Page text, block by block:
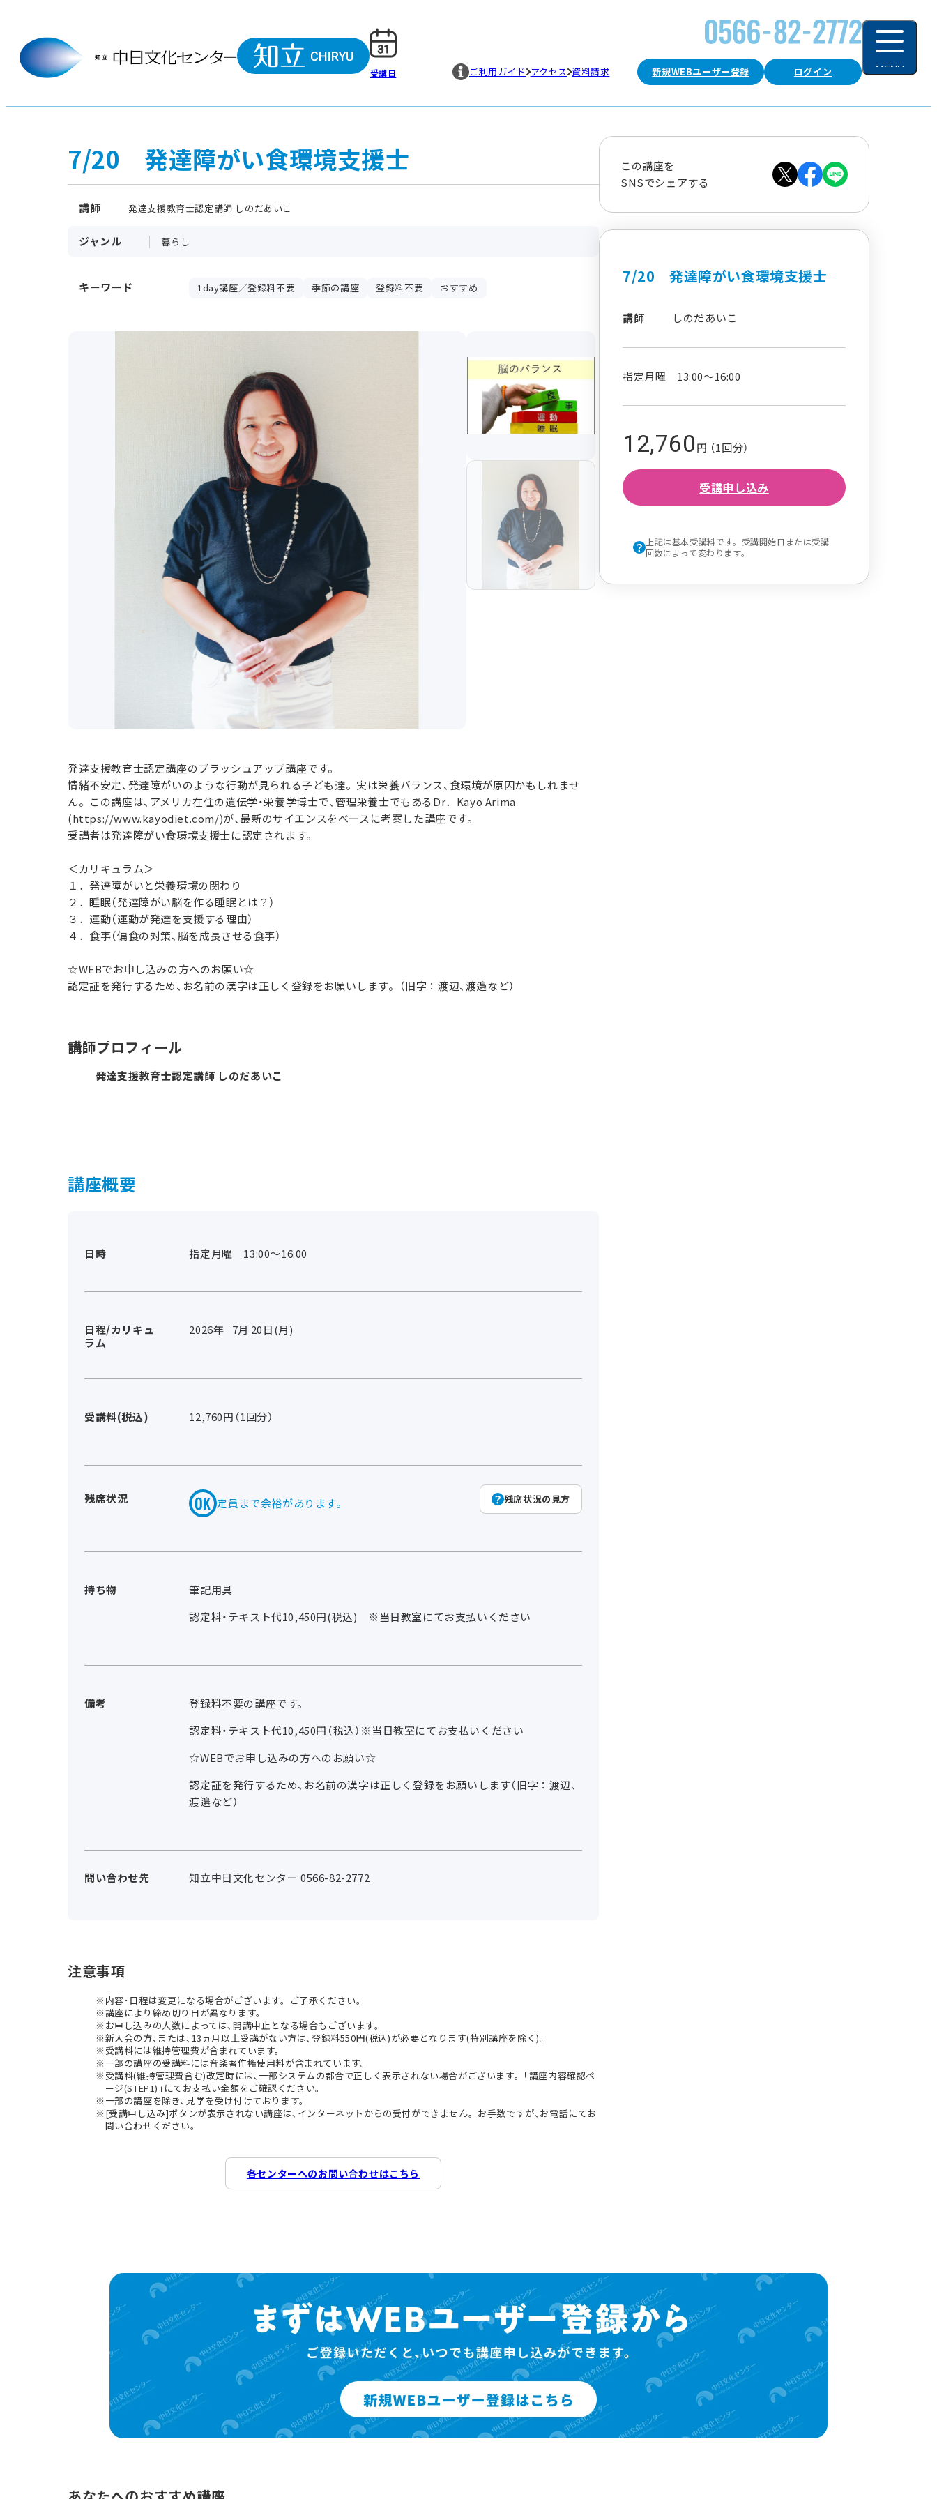
受講日 新規WEBユーザー登録 ログイン
ご利用ガイド アクセス 資料請求 MENU
7/20 発達障がい食環境支援士
講師 発達支援教育士認定講師 しのだあいこ
ジャンル 暮らし
キーワード 1day講座／登録料不要 季節の講座 登録料不要 おすすめ
発達支援教育士認定講座のブラッシュアップ講座です。
情緒不安定、発達障がいのような行動が見られる子ども達。実は栄養バランス、食環境が原因かもしれませ
ん。この講座は、アメリカ在住の遺伝学・栄養学博士で、管理栄養士でもあるDr．Kayo Arima
(https://www.kayodiet.com/)が、最新のサイエンスをベースに考案した講座です。
受講者は発達障がい食環境支援士に認定されます。
＜カリキュラム＞
１．発達障がいと栄養環境の関わり
２．睡眠（発達障がい脳を作る睡眠とは？）
３．運動（運動が発達を支援する理由）
４．食事（偏食の対策、脳を成長させる食事）
☆WEBでお申し込みの方へのお願い☆
認定証を発行するため、お名前の漢字は正しく登録をお願いします。（旧字：渡辺、渡邉など）
講師プロフィール
発達支援教育士認定講師 しのだあいこ
講座概要
日時 指定月曜 13:00～16:00
日程/カリキュ
ラム
2026年 7月 20日(月)
受講料(税込) 12,760円（1回分）
残席状況 定員まで余裕があります。 残席状況の見方
持ち物
筆記用具
認定料・テキスト代10,450円(税込) ※当日教室にてお支払いください
備考
登録料不要の講座です。
認定料・テキスト代10,450円（税込）※当日教室にてお支払いください
☆WEBでお申し込みの方へのお願い☆
認定証を発行するため、お名前の漢字は正しく登録をお願いします（旧字：渡辺、
渡邉など）
問い合わせ先 知立中日文化センター 0566-82-2772
注意事項
内容･日程は変更になる場合がございます。ご了承ください。
講座により締め切り日が異なります。
お申し込みの人数によっては､開講中止となる場合もございます。
新入会の方､または､13ヵ月以上受講がない方は､登録料550円(税込)が必要となります(特別講座を除く)。
受講料には維持管理費が含まれています。
一部の講座の受講料には音楽著作権使用料が含まれています。
受講料(維持管理費含む)改定時には､一部システムの都合で正しく表示されない場合がございます。｢講座内容確認ペ
ージ(STEP1)｣にてお支払い金額をご確認ください。
一部の講座を除き､見学を受け付けております。
[受講申し込み]ボタンが表示されない講座は､インターネットからの受付ができません。お手数ですが､お電話にてお
問い合わせください。
各センターへのお問い合わせはこちら
この講座を
SNSでシェアする
7/20 発達障がい食環境支援士
講師 しのだあいこ
指定月曜 13:00～16:00
12,760円 （1回分）
受講申し込み
上記は基本受講料です。受講開始日または受講
回数によって変わります。